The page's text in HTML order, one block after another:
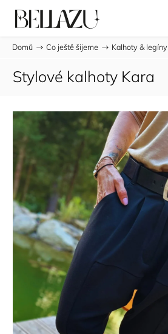
Domů / Co ještě šijeme / Kalhoty & legíny
Stylové kalhoty Kara